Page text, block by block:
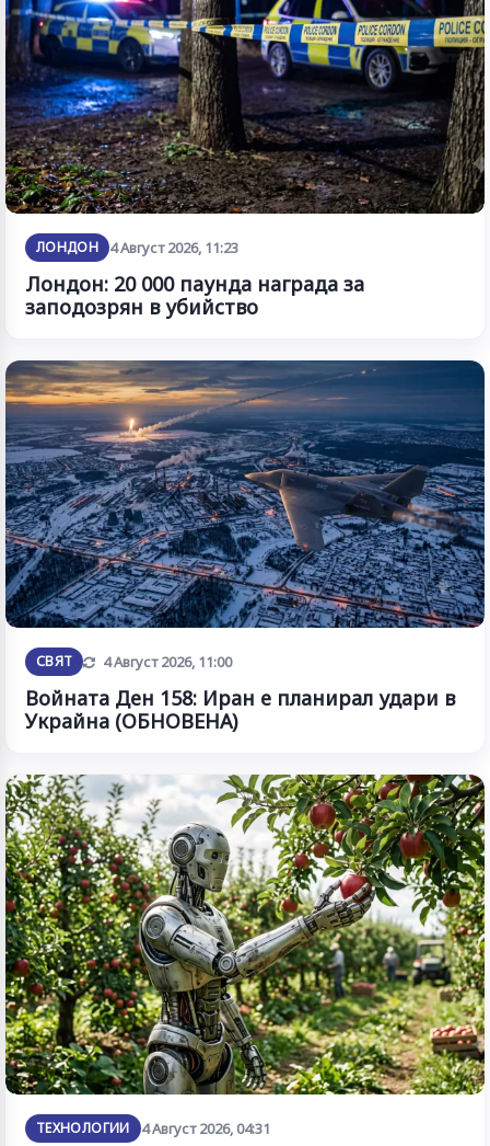
ЛОНДОН 4 Август 2026, 11:23
Лондон: 20 000 паунда награда за
заподозрян в убийство
СВЯТ Обновена
4 Август 2026, 11:00
Войната Ден 158: Иран е планирал удари в
Украйна (ОБНОВЕНА)
ТЕХНОЛОГИИ 4 Август 2026, 04:31